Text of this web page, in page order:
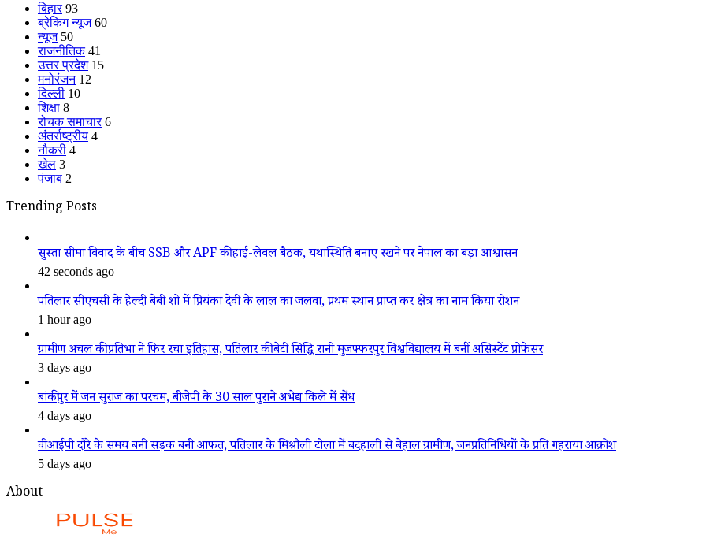
बिहार 93
ब्रेकिंग न्यूज 60
न्यूज 50
राजनीतिक 41
उत्तर प्रदेश 15
मनोरंजन 12
दिल्ली 10
शिक्षा 8
रोचक समाचार 6
अंतर्राष्ट्रीय 4
नौकरी 4
खेल 3
पंजाब 2
Trending Posts
सुस्ता सीमा विवाद के बीच SSB और APF की हाई-लेवल बैठक, यथास्थिति बनाए रखने पर नेपाल का बड़ा आश्वासन
42 seconds ago
पतिलार सीएचसी के हेल्दी बेबी शो में प्रियंका देवी के लाल का जलवा, प्रथम स्थान प्राप्त कर क्षेत्र का नाम किया रोशन
1 hour ago
ग्रामीण अंचल की प्रतिभा ने फिर रचा इतिहास, पतिलार की बेटी सिद्धि रानी मुजफ्फरपुर विश्वविद्यालय में बनीं असिस्टेंट प्रोफेसर
3 days ago
बांकीपुर में जन सुराज का परचम, बीजेपी के 30 साल पुराने अभेद्य किले में सेंध
4 days ago
वीआईपी दौरे के समय बनी सड़क बनी आफत, पतिलार के मिश्रौली टोला में बदहाली से बेहाल ग्रामीण, जनप्रतिनिधियों के प्रति गहराया आक्रोश
5 days ago
About